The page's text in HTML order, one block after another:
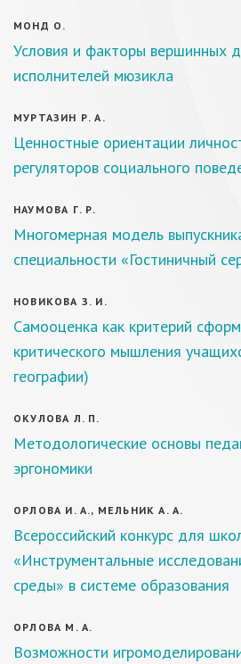
МОНД О.
Условия и факторы вершинных
исполнителей мюзикла
МУРТАЗИН Р. А.
Ценностные ориентации
регуляторов социального
НАУМОВА Г. Р.
Многомерная модель
специальности «Гостиничный
НОВИКОВА З. И.
Самооценка как критерий
критического мышления
географии)
ОКУЛОВА Л. П.
Методологические основы
эргономики
ОРЛОВА И. А., МЕЛЬНИК А. А.
Всероссийский конкурс для
«Инструментальные
среды» в системе образования
ОРЛОВА М. А.
Возможности